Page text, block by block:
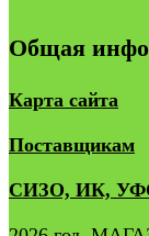
Общая
Карта сайта
Поставщикам
СИЗО, ИК,